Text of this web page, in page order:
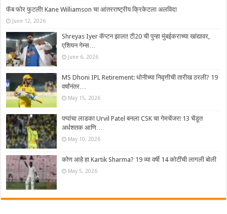
फॅब फोर फुटली! Kane Williamson चा आंतरराष्ट्रीय क्रिकेटला अलविदा
June 12, 2026
Shreyas Iyer कॅप्टन झाला! टी20 ची पुन्हा मुंबईकराच्या खांद्यावर,
एशियन गेम्स…
June 6, 2026
MS Dhoni IPL Retirement: धोनीच्या निवृत्तीची तारीख ठरली? 19
वर्षांनंतर…
May 15, 2026
पप्पांचा लाडका Urvil Patel बनला CSK चा गेमचेंजर! 13 चेंडूत
अर्धशतक आणि…
May 10, 2026
कोण आहे हा Kartik Sharma? 19 व्या वर्षी 14 कोटींची लागली बोली
May 5, 2026